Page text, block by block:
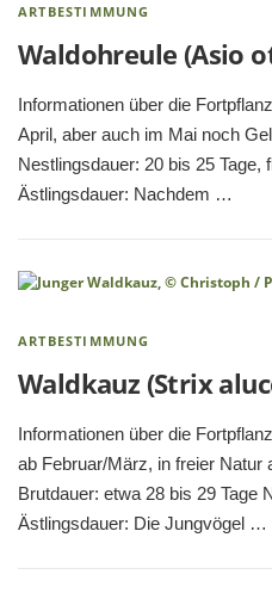
ARTBESTIMMUNG
Waldohreule (Asio
Informationen über die
April, aber auch im Mai noch
Nestlingsdauer: 20 bis 25 Tage,
Ästlingsdauer: Nachdem …
ARTBESTIMMUNG
Waldkauz (Strix
Informationen über die
ab Februar/März, in freier Natur
Brutdauer: etwa 28 bis 29 Tage
Ästlingsdauer: Die Jungvögel …